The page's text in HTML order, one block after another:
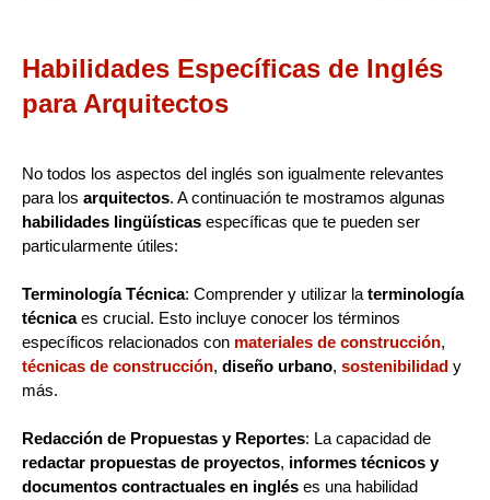
Habilidades Específicas de Inglés
para Arquitectos
No todos los aspectos del inglés son igualmente relevantes
para los arquitectos. A continuación te mostramos algunas
habilidades lingüísticas específicas que te pueden ser
particularmente útiles:
Terminología Técnica: Comprender y utilizar la terminología
técnicaes crucial. Esto incluye conocer los términos
específicos relacionados con materiales de construcción,
técnicas de construcción, diseño urbano, sostenibilidad y
más.
Redacción de Propuestas y Reportes: La capacidad de
redactar propuestas de proyectos, informes técnicos y
documentos contractuales en inglés es una habilidad